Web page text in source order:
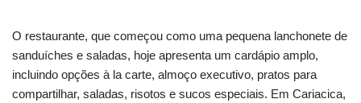
O restaurante, que começou como uma pequena lanchonete de
sanduíches e saladas, hoje apresenta um cardápio amplo,
incluindo opções à la carte, almoço executivo, pratos para
compartilhar, saladas, risotos e sucos especiais. Em Cariacica,